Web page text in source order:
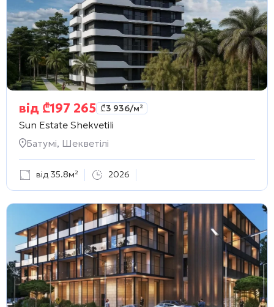
від ₾197 265 ₾3 936/м²
Sun Estate Shekvetili
Батумі, Шекветілі
від 35.8м² 2026